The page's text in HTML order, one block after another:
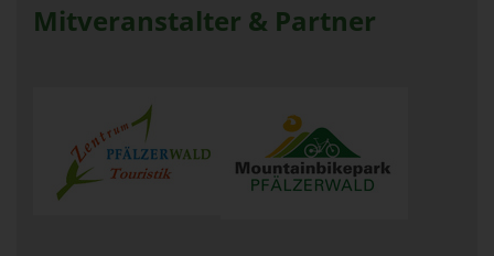
Mitveranstalter & Partner